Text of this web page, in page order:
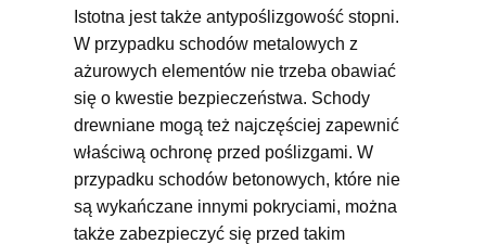
Istotna jest także antypoślizgowość stopni.
W przypadku schodów metalowych z
ażurowych elementów nie trzeba obawiać
się o kwestie bezpieczeństwa. Schody
drewniane mogą też najczęściej zapewnić
właściwą ochronę przed poślizgami. W
przypadku schodów betonowych, które nie
są wykańczane innymi pokryciami, można
także zabezpieczyć się przed takim